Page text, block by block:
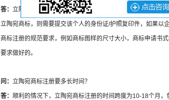
答： 立陶宛商标局对申请人不设过多限制，对于申请人要求方
立陶宛商标，则需要提交该个人的身份证/护照复印件，如果
商标注册的规范要求，例如商标图样的尺寸大小，商标申请书
要求做好的。
问： 立陶宛商标注册要多长时间？
答： 顺利的情况下，立陶宛商标注册的时间跨度为10-18个月